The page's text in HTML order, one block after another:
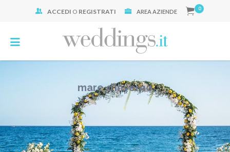
ACCEDI O REGISTRATI AREA AZIENDE 0
mare d’inverno